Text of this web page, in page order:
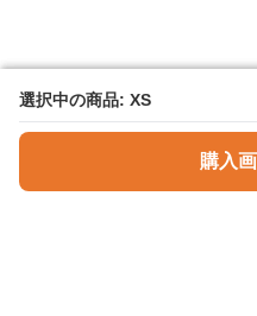
選択中の商品: XS
購入
選択中の商品: XS
購入